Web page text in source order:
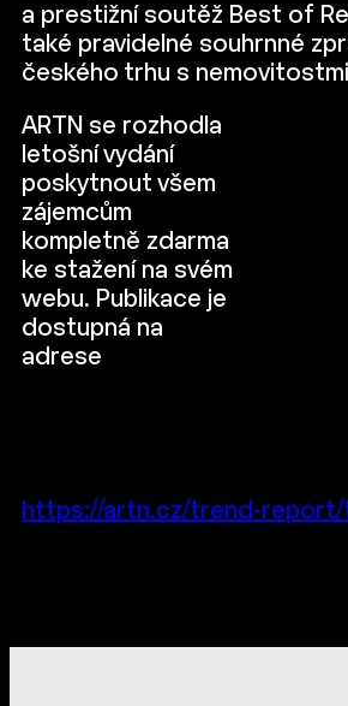
a prestižní soutěž Best of
také pravidelné souhrnné
českého trhu s
ARTN se rozhodla
letošní vydání
poskytnout všem
zájemcům
kompletně zdarma
ke stažení na svém
webu. Publikace je
dostupná na
adrese
https://artn.cz/trend-report/